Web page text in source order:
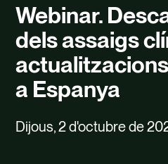
CONTACTE
Webinar.
dels assaigs
a Espanya
Dijous, 2 d'octubre de